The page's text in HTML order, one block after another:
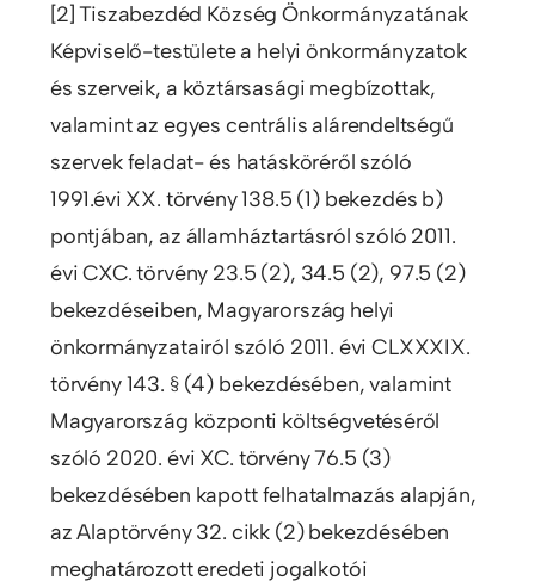
[2] Tiszabezdéd Község Önkormányzatának
Képviselő-testülete a helyi önkormányzatok
és szerveik, a köztársasági megbízottak,
valamint az egyes centrális alárendeltségű
szervek feladat- és hatásköréről szóló
1991.évi XX. törvény 138.5 (1) bekezdés b)
pontjában, az államháztartásról szóló 2011.
évi CXC. törvény 23.5 (2), 34.5 (2), 97.5 (2)
bekezdéseiben, Magyarország helyi
önkormányzatairól szóló 2011. évi CLXXXIX.
törvény 143. § (4) bekezdésében, valamint
Magyarország központi költségvetéséről
szóló 2020. évi XC. törvény 76.5 (3)
bekezdésében kapott felhatalmazás alapján,
az Alaptörvény 32. cikk (2) bekezdésében
meghatározott eredeti jogalkotói